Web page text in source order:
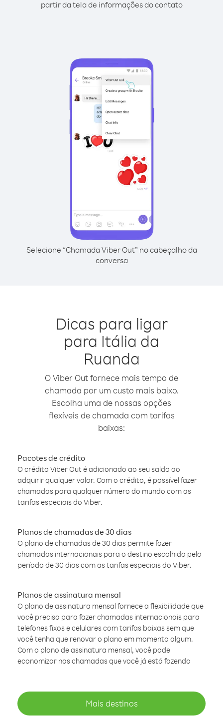
partir da tela de informações do contato
Selecione “Chamada Viber Out” no cabeçalho da
conversa
Dicas para ligar
para Itália da
Ruanda
O Viber Out fornece mais tempo de
chamada por um custo mais baixo.
Escolha uma de nossas opções
flexíveis de chamada com tarifas
baixas:
Pacotes de crédito
O crédito Viber Out é adicionado ao seu saldo ao
adquirir qualquer valor. Com o crédito, é possível fazer
chamadas para qualquer número do mundo com as
tarifas especiais do Viber.
Planos de chamadas de 30 dias
O plano de chamadas de 30 dias permite fazer
chamadas internacionais para o destino escolhido pelo
período de 30 dias com as tarifas especiais do Viber.
Planos de assinatura mensal
O plano de assinatura mensal fornece a flexibilidade que
você precisa para fazer chamadas internacionais para
telefones fixos e celulares com tarifas baixas sem que
você tenha que renovar o plano em momento algum.
Com o plano de assinatura mensal, você pode
economizar nas chamadas que você já está fazendo
Mais destinos